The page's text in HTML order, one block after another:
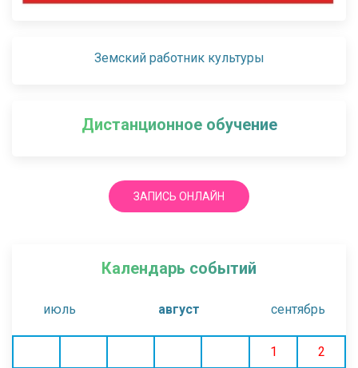
Земский работник культуры
Дистанционное обучение
ЗАПИСЬ ОНЛАЙН
Календарь событий
июль август сентябрь
1 2